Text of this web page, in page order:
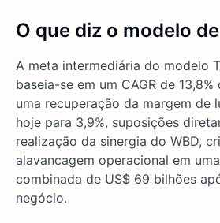
O que diz o modelo
A meta intermediária do modelo
baseia-se em um CAGR de
uma recuperação da margem de
hoje para 3,9%, suposições
realização da sinergia do WBD,
alavancagem operacional em
combinada de US$ 69 bilhões
negócio.